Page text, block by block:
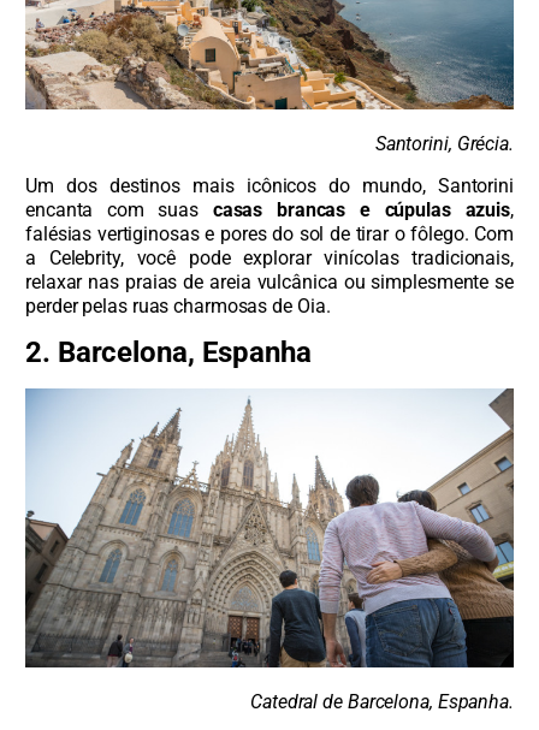
Santorini, Grécia.
Um dos destinos mais icônicos do mundo, Santorini
encanta com suas casas brancas e cúpulas azuis,
falésias vertiginosas e pores do sol de tirar o fôlego. Com
a Celebrity, você pode explorar vinícolas tradicionais,
relaxar nas praias de areia vulcânica ou simplesmente se
perder pelas ruas charmosas de Oia.
2. Barcelona, Espanha
Catedral de Barcelona, Espanha.